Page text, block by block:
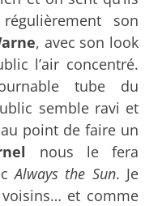
son
, avec son look
l’air concentré.
tube du
semble ravi et
point de faire un
nous le fera
Always the Sun. Je
et comme